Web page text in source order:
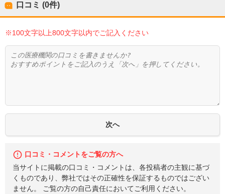
口コミ (0件)
※100文字以上800文字以内でご記入ください
口コミ・コメントをご覧の方へ
当サイトに掲載の口コミ・コメントは、各投稿者の主観に基づ
くものであり、弊社ではその正確性を保証するものではござい
ません。 ご覧の方の自己責任においてご利用ください。